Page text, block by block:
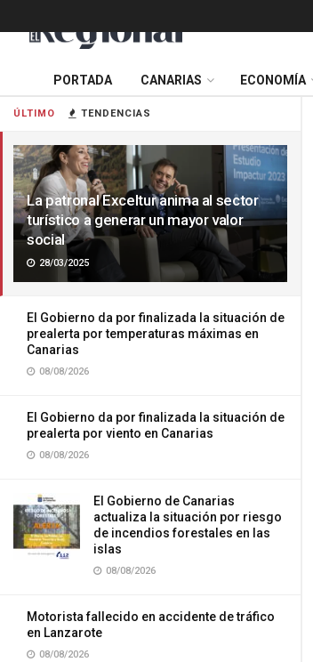
ÚLTIMO TENDENCIAS
La patronal Exceltur anima al sector
turístico a generar un mayor valor
social
28/03/2025
El Gobierno da por finalizada la situación de
prealerta por temperaturas máximas en
Canarias
08/08/2026
El Gobierno da por finalizada la situación de
prealerta por viento en Canarias
08/08/2026
El Gobierno de Canarias
actualiza la situación por riesgo
de incendios forestales en las
islas
08/08/2026
Motorista fallecido en accidente de tráfico
en Lanzarote
08/08/2026
PORTADA CANARIAS ECONOMÍA